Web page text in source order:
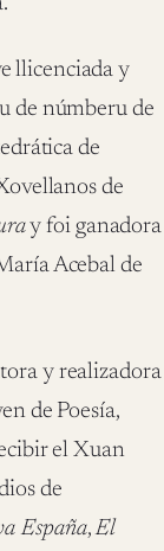
llicenciada y
de númberu de
de
de
y foi ganadora
Acebal de
y realizadora
de Poesía,
el Xuan
de
España,El